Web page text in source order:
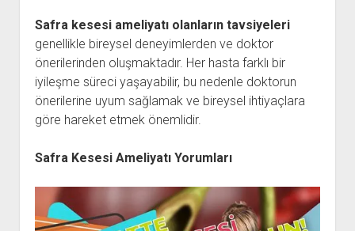
Safra kesesi ameliyatı olanların tavsiyeleri
genellikle bireysel deneyimlerden ve doktor
önerilerinden oluşmaktadır. Her hasta farklı bir
iyileşme süreci yaşayabilir, bu nedenle doktorun
önerilerine uyum sağlamak ve bireysel ihtiyaçlara
göre hareket etmek önemlidir.
Safra Kesesi Ameliyatı Yorumları